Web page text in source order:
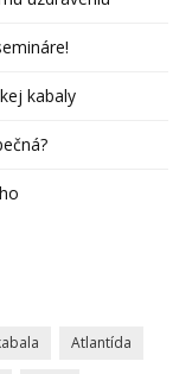
kabaly
Atlantída